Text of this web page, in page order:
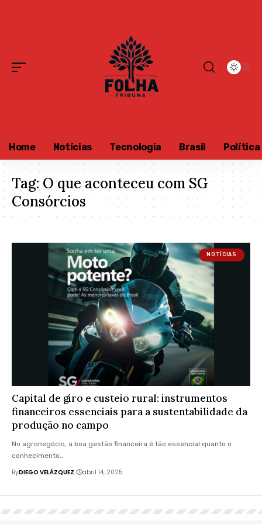
Home Notícias Tecnologia Brasil Política
Tag:O que aconteceu com SG
Consórcios
NOTÍCIAS
Capital de giro e custeio rural: instrumentos
financeiros essenciais para a sustentabilidade da
produção no campo
No agronegócio, a boa gestão financeira é tão essencial quanto o
conhecimento…
ByDIEGO VELÁZQUEZ abril 14, 2025